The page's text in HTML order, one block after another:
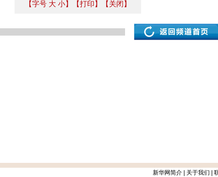
【字号 大 小】 【打印】 【关闭】
新华网简介 关于我们